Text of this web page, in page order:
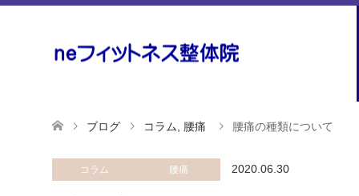
ブログ コラム 腰痛 腰痛の種類について
コラム 腰痛 2020.06.30